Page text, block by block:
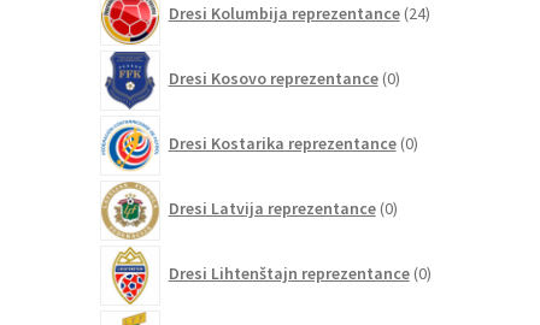
Dresi Kolumbija reprezentance 24izdelkov
Dresi Kosovo reprezentance 0izdelkov
Dresi Kostarika reprezentance 0izdelkov
Dresi Latvija reprezentance 0izdelkov
Dresi Lihtenštajn reprezentance 0izdelkov